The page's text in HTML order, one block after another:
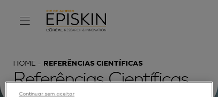
HOME REFERÊNCIAS CIENTÍFICAS
Referências Científicas
Continuar sem aceitar